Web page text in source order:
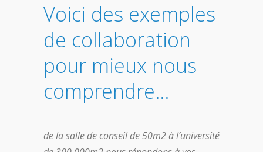
Voici des exemples
de collaboration
pour mieux nous
comprendre…
de la salle de conseil de 50m2 à l’université